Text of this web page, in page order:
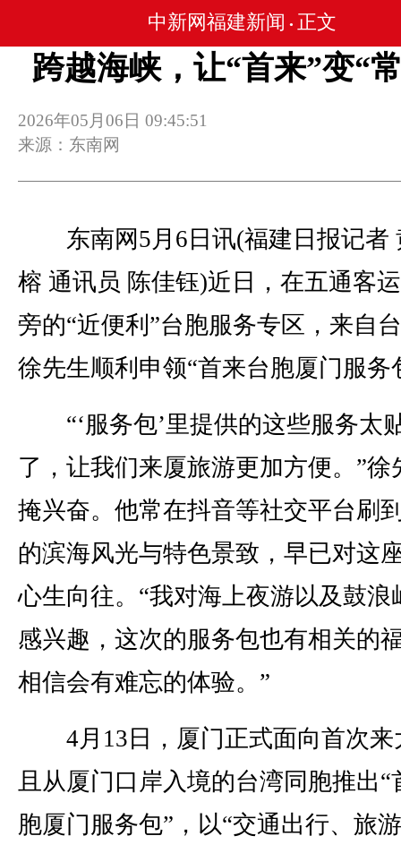
中新网福建新闻 • 正文
跨越海峡，让“首来”变“
2026年05月06日 09:45:51
来源：东南网
东南网5月6日讯(福建日报记者
榕 通讯员 陈佳钰)近日，在五通客
旁的“近便利”台胞服务专区，来自
徐先生顺利申领“首来台胞厦门服务
“‘服务包’里提供的这些服务太
了，让我们来厦旅游更加方便。”徐
掩兴奋。他常在抖音等社交平台刷
的滨海风光与特色景致，早已对这
心生向往。“我对海上夜游以及鼓浪
感兴趣，这次的服务包也有相关的
相信会有难忘的体验。”
4月13日，厦门正式面向首次来
且从厦门口岸入境的台湾同胞推出“
胞厦门服务包”，以“交通出行、旅